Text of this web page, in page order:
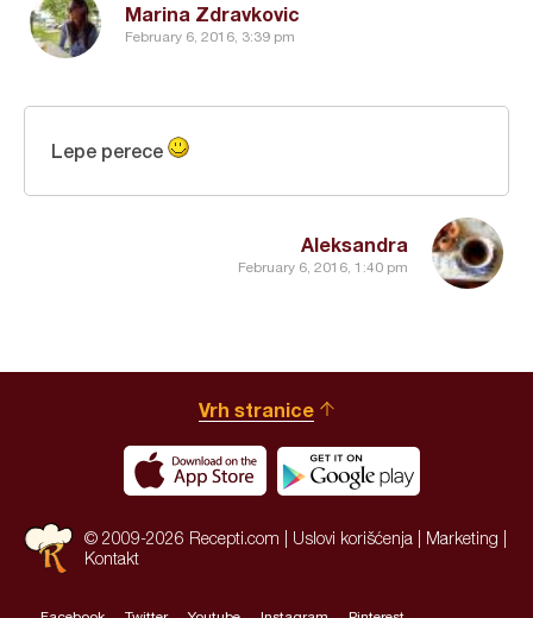
Marina Zdravkovic
February 6, 2016, 3:39 pm
Aleksandra
February 6, 2016, 1:40 pm
Lepe perece
Vrh stranice
© 2009-2026 Recepti.com | Uslovi korišćenja Marketing
Kontakt